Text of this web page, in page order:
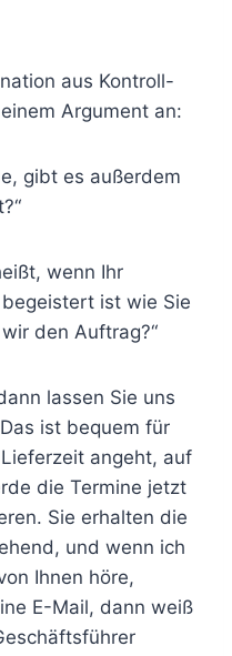
aus Kontroll-
Argument an:
gibt es außerdem
wenn Ihr
ist wie Sie
den Auftrag?“
lassen Sie uns
ist bequem für
angeht, auf
die Termine jetzt
Sie erhalten die
und wenn ich
Ihnen höre,
E-Mail, dann weiß